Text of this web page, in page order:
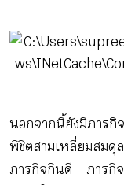
นอกจากนี้ยังมีภารกิ
พิชิตสามเหลี่ยมส
ภารกิจกินดี ภารกิ